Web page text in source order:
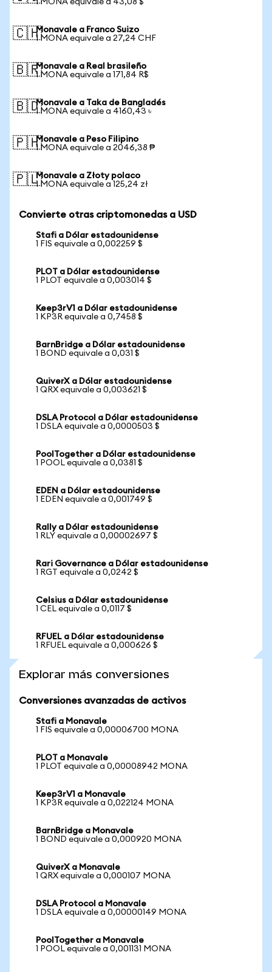
1 MONA equivale a 43,08 $
🇨🇭Monavale a Franco Suizo
1 MONA equivale a 27,24 CHF
🇧🇷Monavale a Real brasileño
1 MONA equivale a 171,84 R$
🇧🇩Monavale a Taka de Bangladés
1 MONA equivale a 4160,43 ৳
🇵🇭Monavale a Peso Filipino
1 MONA equivale a 2046,38 ₱
🇵🇱Monavale a Złoty polaco
1 MONA equivale a 125,24 zł
Convierte otras criptomonedas a USD
Stafi a Dólar estadounidense
1 FIS equivale a 0,002259 $
PLOT a Dólar estadounidense
1 PLOT equivale a 0,003014 $
Keep3rV1 a Dólar estadounidense
1 KP3R equivale a 0,7458 $
BarnBridge a Dólar estadounidense
1 BOND equivale a 0,031 $
QuiverX a Dólar estadounidense
1 QRX equivale a 0,003621 $
DSLA Protocol a Dólar estadounidense
1 DSLA equivale a 0,0000503 $
PoolTogether a Dólar estadounidense
1 POOL equivale a 0,0381 $
EDEN a Dólar estadounidense
1 EDEN equivale a 0,001749 $
Rally a Dólar estadounidense
1 RLY equivale a 0,00002697 $
Rari Governance a Dólar estadounidense
1 RGT equivale a 0,0242 $
Celsius a Dólar estadounidense
1 CEL equivale a 0,0117 $
RFUEL a Dólar estadounidense
1 RFUEL equivale a 0,000626 $
Explorar más conversiones
Conversiones avanzadas de activos
Stafi a Monavale
1 FIS equivale a 0,00006700 MONA
PLOT a Monavale
1 PLOT equivale a 0,00008942 MONA
Keep3rV1 a Monavale
1 KP3R equivale a 0,022124 MONA
BarnBridge a Monavale
1 BOND equivale a 0,000920 MONA
QuiverX a Monavale
1 QRX equivale a 0,000107 MONA
DSLA Protocol a Monavale
1 DSLA equivale a 0,00000149 MONA
PoolTogether a Monavale
1 POOL equivale a 0,001131 MONA